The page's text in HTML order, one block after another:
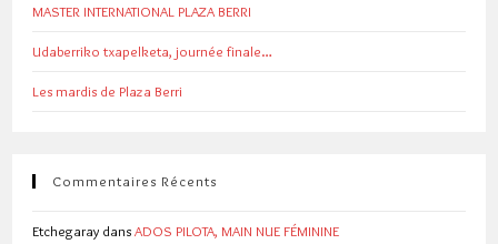
MASTER INTERNATIONAL PLAZA BERRI
Udaberriko txapelketa, journée finale…
Les mardis de Plaza Berri
Commentaires Récents
Etchegaray dansADOS PILOTA, MAIN NUE FÉMININE